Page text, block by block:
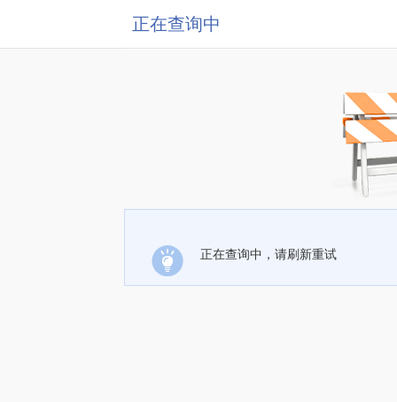
正在查询中
正在查询中，请刷新重试